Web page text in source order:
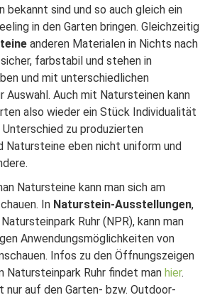
bekannt sind und so auch gleich ein
in den Garten bringen. Gleichzeitig
anderen Materialen in Nichts nach
farbstabil und stehen in
und mit unterschiedlichen
Auswahl. Auch mit Natursteinen kann
also wieder ein Stück Individualität
Unterschied zu produzierten
Natursteine eben nicht uniform und
Natursteine kann man sich am
In Naturstein-Ausstellungen,
Ruhr (NPR), kann man
Anwendungsmöglichkeiten von
Infos zu den Öffnungszeigen
Natursteinpark Ruhr findet man hier.
nur auf den Garten- bzw. Outdoor-